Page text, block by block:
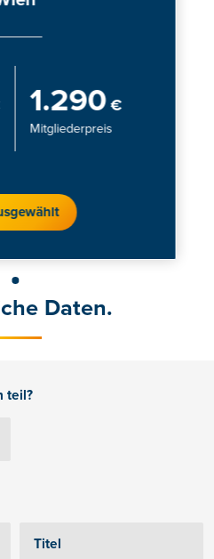
1.290 €
Mitgliederpreis
Daten.
teil?